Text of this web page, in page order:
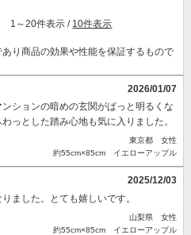
1～20件表示 / 10件表示
り商品の効果や性能を保証するもので
2026/01/07
ションの暗めの玄関がぱっと明るくな
っとした踏み心地も気に入りました。
東京都 女性
約55cm×85cm イエローアップル
2025/12/03
ました。とても嬉しいです。
山梨県 女性
約55cm×85cm イエローアップル